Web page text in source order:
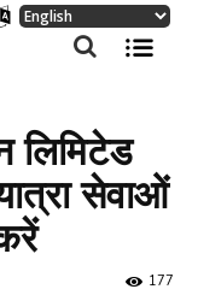
लिमिटेड
सेवाओं
177